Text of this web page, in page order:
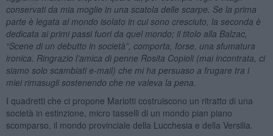
conservati da mia moglie in una scatola delle scarpe. Se la prima
parte è legata al mondo isolato in cui sono cresciuto, la seconda è
dedicata ai primi passi fuori da quel mondo; il titolo alla Balzac,
“Scene di un debutto in società”, comporta, forse, una sfumatura
ironica. Ringrazio l’amica di penne Rosita Copioli (mai incontrata, ci
siamo solo scambiati e-mail) che mi ha persuaso a frugare tra i
miei rimasugli sostenendo che ne valeva la pena.
I quadretti che ci propone Mariotti costruiscono un ritratto di una
società in estinzione, micro tasselli di un mondo pian piano
scomparso, il mondo provinciale della Lucchesia e della Versilia.